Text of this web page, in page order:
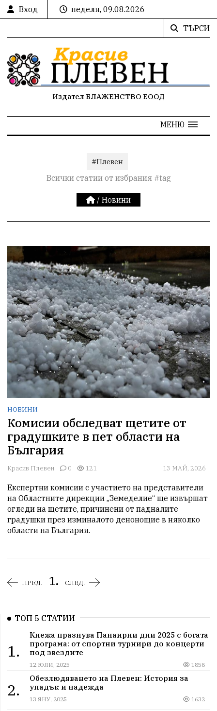
Вход
неделя, 09.08.2026
ТЪРСИ
Издател БЛАЖЕНСТВО ЕООД
МЕНЮ
#Плевен
Всички статии от избрания #tag
/ Новини
НОВИНИ
Комисии обследват щетите от
градушките в пет области на
България
Красив Плевен 0 121 13 МАЙ, 2026
Експертни комисии с участието на представители
на Областните дирекции „Земеделие“ ще извършат
огледи на щетите, причинени от падналите
градушки през изминалото денонощие в няколко
области на България.
ПРЕД. 1. СЛЕД.
ТОП 5 СТАТИИ
1.
Кнежа празнува Панаирни дни 2025 с богата
програма: от спортни турнири до концерти
под звездите
12 ЮЛИ, 2025 1858
2.
Обезлюдяването на Плевен: История за
упадък и надежда
13 ЯНУ, 2025 1632